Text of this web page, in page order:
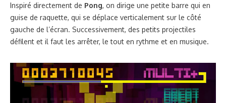
Inspiré directement de Pong, on dirige une petite barre qui en
guise de raquette, qui se déplace verticalement sur le côté
gauche de l’écran. Successivement, des petits projectiles
défilent et il faut les arrêter, le tout en rythme et en musique.